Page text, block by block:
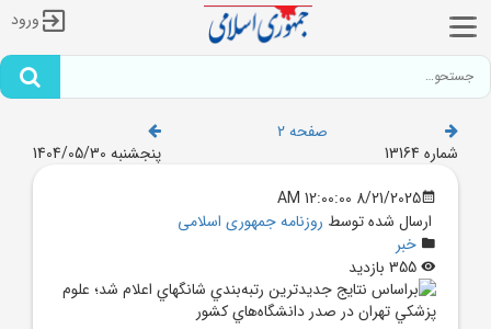
ورود
صفحه 2
شماره 13164
پنجشنبه 1404/05/30
8/21/2025 12:00:00 AM
ارسال شده توسط روزنامه جمهوری اسلامی
خبر